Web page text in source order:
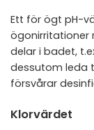
Ett för ögt pH-
ögonirritationer
delar i badet,
dessutom leda
försvårar
Klorvärdet